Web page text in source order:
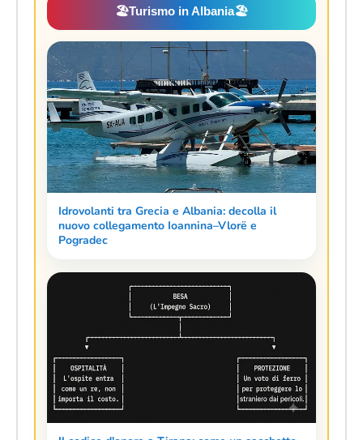
🏖️Turismo in Albania🏖️
Idrovolanti tra Grecia e Albania: decolla il
nuovo collegamento Ioannina–Vlorë e
Pogradec